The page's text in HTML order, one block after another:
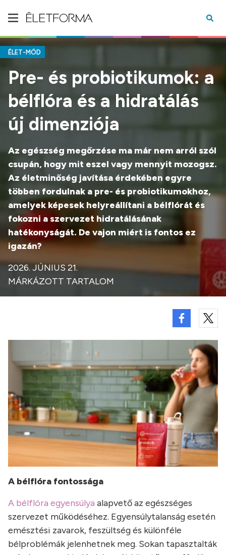
ÉLET-MÓD
Pre- és probiotikumok: a
bélflóra és a hidratálás
új dimenziója
Az egészség megőrzése ma már nem arról szól
csupán, hogy mit eszel vagy mennyit mozogsz.
Az életminőség javítása érdekében egyre
többen fordulnak a pre- és probiotikumokhoz,
amelyek képesek helyreállítani a bélflórát és
fokozni a szervezet hidratálásának
hatékonyságát. De vajon miért is fontos ez
igazán?
2026. JÚNIUS 21.
MÁRKÁZOTT TARTALOM
A bélflóra fontossága
A bélflóra egyensúlya alapvető az egészséges
szervezet működéséhez. Egyensúlytalanság esetén
emésztési zavarok, feszültség és különféle
bélproblémák jelenhetnek meg. Sokan tapasztalták